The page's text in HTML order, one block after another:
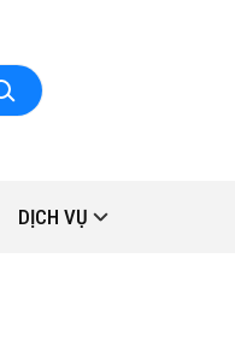
DỊCH VỤ